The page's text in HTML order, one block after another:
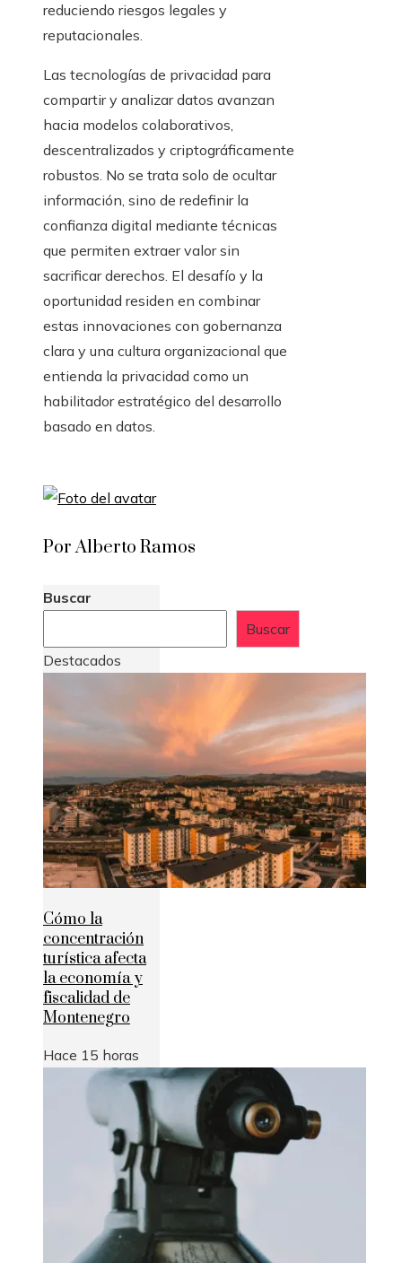
reduciendo riesgos legales y
reputacionales.
Las tecnologías de privacidad para
compartir y analizar datos avanzan
hacia modelos colaborativos,
descentralizados y criptográficamente
robustos. No se trata solo de ocultar
información, sino de redefinir la
confianza digital mediante técnicas
que permiten extraer valor sin
sacrificar derechos. El desafío y la
oportunidad residen en combinar
estas innovaciones con gobernanza
clara y una cultura organizacional que
entienda la privacidad como un
habilitador estratégico del desarrollo
basado en datos.
Por Alberto Ramos
Buscar
Buscar
Destacados
Cómo la
concentración
turística afecta
la economía y
fiscalidad de
Montenegro
Hace 15 horas